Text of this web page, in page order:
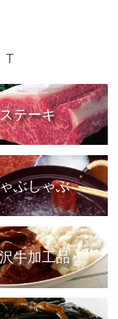
ステーキ
ぶしゃぶ
牛加工品